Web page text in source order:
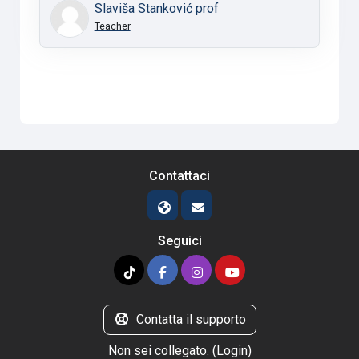
Slaviša Stanković prof
Teacher
Contattaci
Seguici
Contatta il supporto
Non sei collegato. ( Login)